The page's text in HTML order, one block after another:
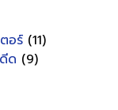
อร์ (11)
ด (9)